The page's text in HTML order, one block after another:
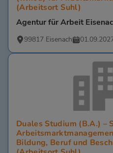
(Arbeitsort Suhl)
Agentur für Arbeit
99817 Eisenach
Duales Studium (B.A.) –
Bildung, Beruf und